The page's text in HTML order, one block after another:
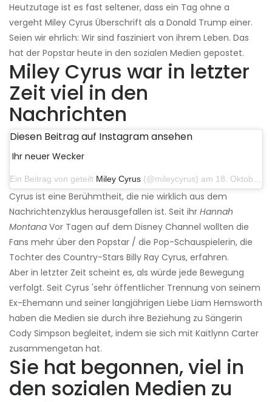
Heutzutage ist es fast seltener, dass ein Tag ohne a
vergeht Miley Cyrus Überschrift als a Donald Trump einer.
Seien wir ehrlich: Wir sind fasziniert von ihrem Leben. Das
hat der Popstar heute in den sozialen Medien gepostet.
Miley Cyrus war in letzter
Zeit viel in den
Nachrichten
Diesen Beitrag auf Instagram ansehen
Ihr neuer Wecker
Ein Beitrag von geteilt Miley Cyrus (@mileycyrus) am 18. Oktober 2019 um 19:03 Uhr PDT
Cyrus ist eine Berühmtheit, die nie wirklich aus dem
Nachrichtenzyklus herausgefallen ist. Seit ihr Hannah
Montana Vor Tagen auf dem Disney Channel wollten die
Fans mehr über den Popstar / die Pop-Schauspielerin, die
Tochter des Country-Stars Billy Ray Cyrus, erfahren.
Aber in letzter Zeit scheint es, als würde jede Bewegung
verfolgt. Seit Cyrus 'sehr öffentlicher Trennung von seinem
Ex-Ehemann und seiner langjährigen Liebe Liam Hemsworth
haben die Medien sie durch ihre Beziehung zu Sängerin
Cody Simpson begleitet, indem sie sich mit Kaitlynn Carter
zusammengetan hat.
Sie hat begonnen, viel in
den sozialen Medien zu